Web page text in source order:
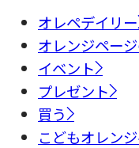
オレペデイリー
オレンジペー
イベント
プレゼント
買う
こどもオレン